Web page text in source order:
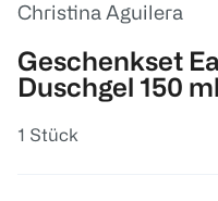
Christina Aguilera
Geschenkset
Duschgel 150 ml
1 Stück